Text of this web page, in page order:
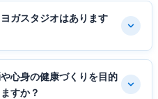
ガスタジオはあります
心身の健康づくりを目的
すか？